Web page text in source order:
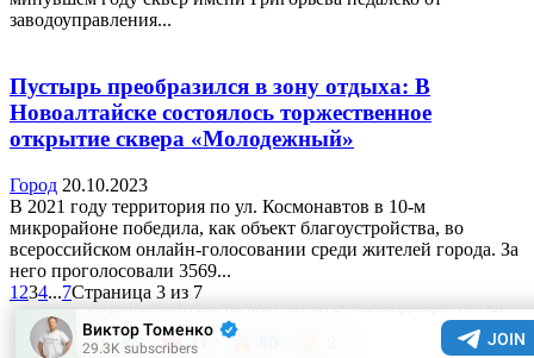
заводоуправления...
Пустырь преобразился в зону отдыха: В
Новоалтайске состоялось торжественное
открытие сквера «Молодежный»
Город 20.10.2023
В 2021 году территория по ул. Космонавтов в 10-м
микрорайоне победила, как объект благоустройства, во
всероссийском онлайн-голосовании среди жителей города. За
него проголосовали 3569...
1234...7Страница 3 из 7